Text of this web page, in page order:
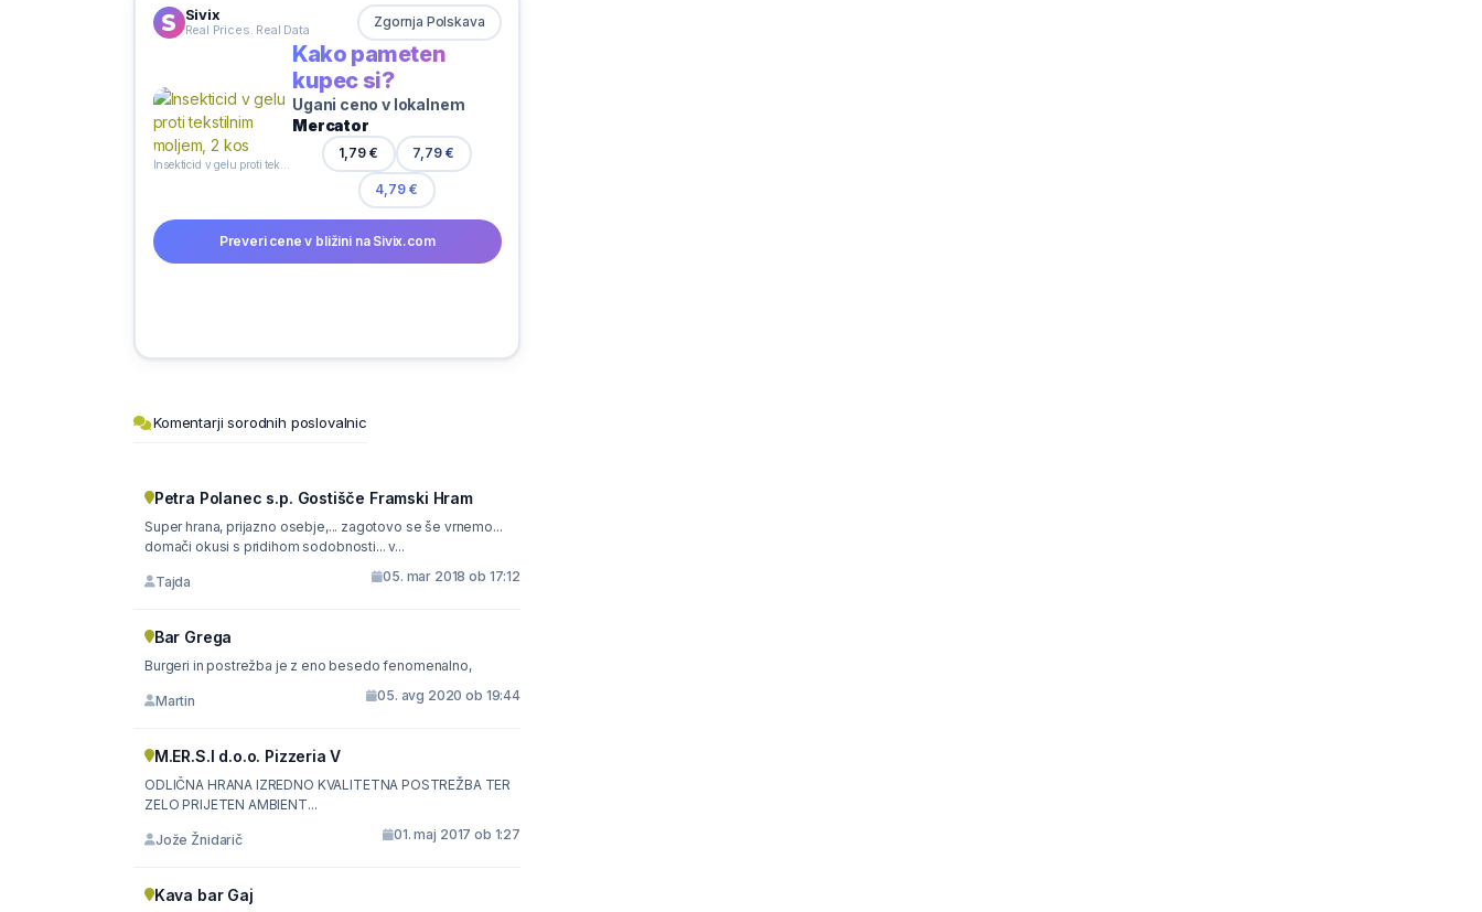
Sivix
Real Prices. Real Data Zgornja Polskava
Kako pameten
kupec si?
Ugani ceno v lokalnem
Mercator
1,79 € 7,79 €
4,79 €
Preveri cene v bližini na Sivix.com
Komentarji sorodnih poslovalnic
Petra Polanec s.p. Gostišče Framski Hram
Super hrana, prijazno osebje,... zagotovo se še vrnemo...
domači okusi s pridihom sodobnosti... v...
Tajda 05. mar 2018 ob 17:12
Bar Grega
Burgeri in postrežba je z eno besedo fenomenalno,
Martin 05. avg 2020 ob 19:44
M.ER.S.I d.o.o. Pizzeria V
ODLIČNA HRANA IZREDNO KVALITETNA POSTREŽBA TER
ZELO PRIJETEN AMBIENT...
Jože Žnidarič 01. maj 2017 ob 1:27
Kava bar Gaj